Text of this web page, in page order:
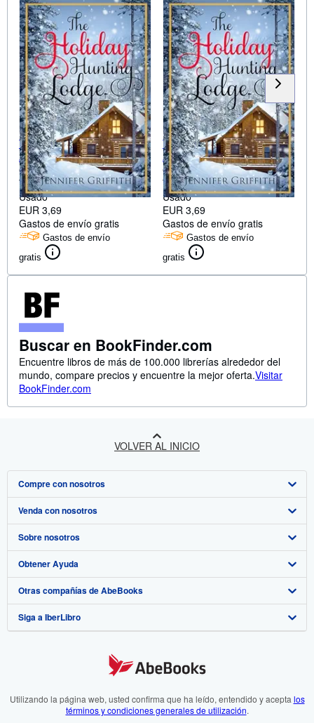
The Holiday Hunting Lodge:
A Sister's Ex Romance
(Christmas House
Romances)
Griffith, Jennifer
Tapa blanda
Usado
EUR 3,69
Gastos de envío gratis
Gastos de envío
gratis
The Holiday Hunting Lodge:
A Sister's Ex Romance
(Christmas House
Romances)
Griffith, Jennifer
Tapa blanda
Usado
EUR 3,69
Gastos de envío gratis
Gastos de envío
gratis
Buscar en BookFinder.com
Encuentre libros de más de 100.000 librerías alrededor del
mundo, compare precios y encuentre la mejor oferta.Visitar
BookFinder.com
VOLVER AL INICIO
Compre con nosotros
Búsqueda avanzada
Colecciones
Mi cuenta
Mis pedidos
Ver carrito
Venda con nosotros
Comenzar a vender
Únase a nuestro programa de afiliados
Recomiende un vendedor
Sobre nosotros
Sobre IberLibro
Medios
Empleo
Preferencias de cookies
Aviso de cookies
Obtener Ayuda
Preguntas frecuentes y guías
Atención al Cliente
Otras compañías de AbeBooks
AbeBooks.com
AbeBooks.fr
Siga a IberLibro
Utilizando la página web, usted confirma que ha leído, entendido y aceptalos
términos y condiciones generales de utilización.